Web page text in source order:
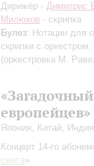
Дирижёр - Димитрис
Милюков - скрипка
Булез: Нотации для
скрипки с оркестром;
(оркестровка М.
европейцев»
Япония, Китай,
Концерт 14-го
света»